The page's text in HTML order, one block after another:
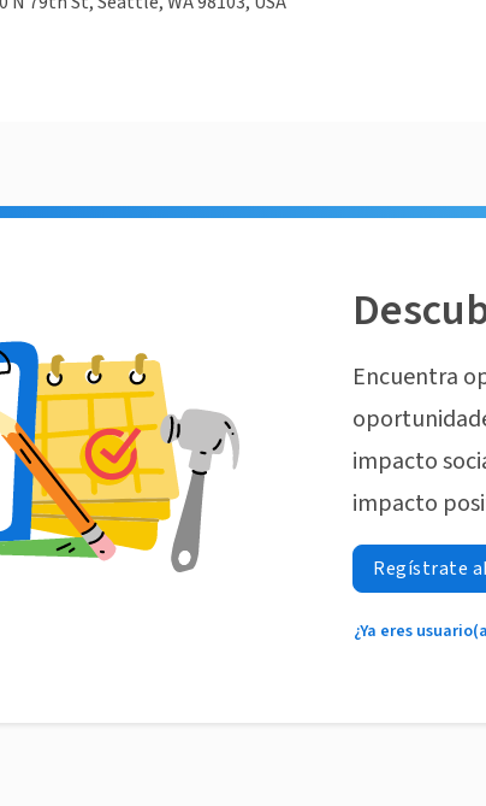
Encuentra
impacto
impacto
Regístrate
¿Ya eres